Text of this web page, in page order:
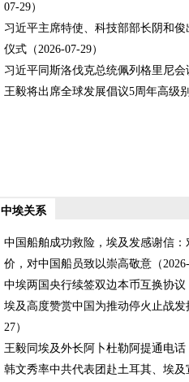
07-29）
习近平主席特使、科技部部长阴和
仪式（2026-07-29）
习近平同斯洛伐克总统佩列格里尼会
王毅将出席全球发展倡议5周年高级
中埃关系
中国船舶成功救险，埃及发感谢信
价，对中国船员致以崇高敬意（
中埃两国央行续签双边本币互换协议
埃及高度赞赏中国为推动停火止战发
27）
王毅同埃及外长阿卜杜勒阿提通电话
韩文秀率中共代表团赴土耳其、埃